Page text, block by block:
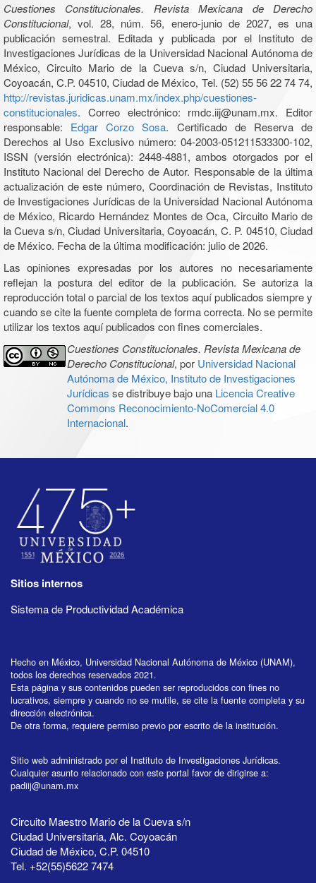
Cuestiones Constitucionales. Revista Mexicana de Derecho
Constitucional, vol. 28, núm. 56, enero-junio de 2027, es una
publicación semestral. Editada y publicada por el Instituto de
Investigaciones Jurídicas de la Universidad Nacional Autónoma de
México, Circuito Mario de la Cueva s/n, Ciudad Universitaria,
Coyoacán, C.P. 04510, Ciudad de México, Tel. (52) 55 56 22 74 74,
http://revistas.juridicas.unam.mx/index.php/cuestiones-
constitucionales. Correo electrónico: rmdc.iij@unam.mx. Editor
responsable: Edgar Corzo Sosa. Certificado de Reserva de
Derechos al Uso Exclusivo número: 04-2003-051211533300-102,
ISSN (versión electrónica): 2448-4881, ambos otorgados por el
Instituto Nacional del Derecho de Autor. Responsable de la última
actualización de este número, Coordinación de Revistas, Instituto
de Investigaciones Jurídicas de la Universidad Nacional Autónoma
de México, Ricardo Hernández Montes de Oca, Circuito Mario de
la Cueva s/n, Ciudad Universitaria, Coyoacán, C. P. 04510, Ciudad
de México. Fecha de la última modificación: julio de 2026.
Las opiniones expresadas por los autores no necesariamente
reflejan la postura del editor de la publicación. Se autoriza la
reproducción total o parcial de los textos aquí publicados siempre y
cuando se cite la fuente completa de forma correcta. No se permite
utilizar los textos aquí publicados con fines comerciales.
Cuestiones Constitucionales. Revista Mexicana de
Derecho Constitucional, por Universidad Nacional
Autónoma de México, Instituto de Investigaciones
Jurídicas se distribuye bajo una Licencia Creative
Commons Reconocimiento-NoComercial 4.0
Internacional.
Sitios internos
Sistema de Productividad Académica
Hecho en México, Universidad Nacional Autónoma de México (UNAM),
todos los derechos reservados 2021.
Esta página y sus contenidos pueden ser reproducidos con fines no
lucrativos, siempre y cuando no se mutile, se cite la fuente completa y su
dirección electrónica.
De otra forma, requiere permiso previo por escrito de la institución.
Sitio web administrado por el Instituto de Investigaciones Jurídicas.
Cualquier asunto relacionado con este portal favor de dirigirse a:
padiij@unam.mx
Circuito Maestro Mario de la Cueva s/n
Ciudad Universitaria, Alc. Coyoacán
Ciudad de México, C.P. 04510
Tel. +52(55)5622 7474